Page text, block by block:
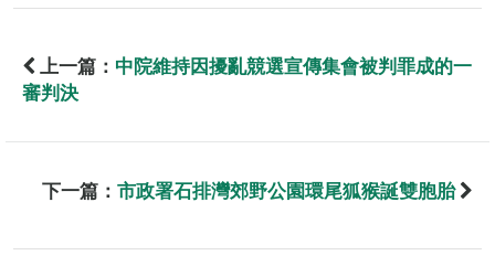
上一篇： 中院維持因擾亂競選宣傳集會被判罪成的一
審判決
下一篇： 市政署石排灣郊野公園環尾狐猴誕雙胞胎